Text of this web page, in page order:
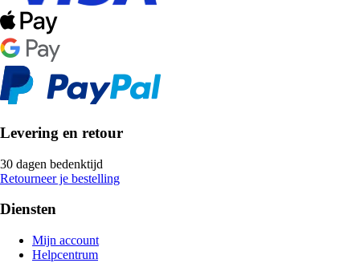
Levering en retour
30 dagen bedenktijd
Retourneer je bestelling
Diensten
Mijn account
Helpcentrum